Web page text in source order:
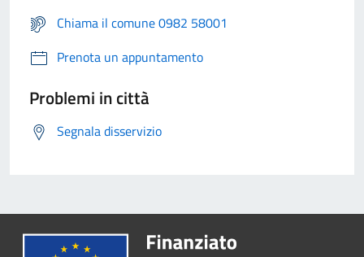
Chiama il comune 0982 58001
Prenota un appuntamento
Problemi in città
Segnala disservizio